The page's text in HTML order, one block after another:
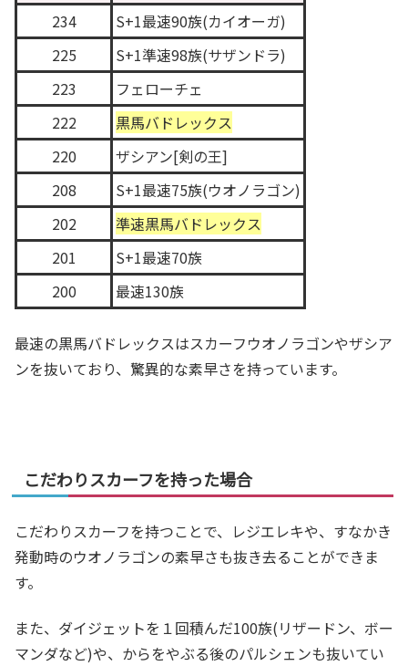
234
S+1最速90族(カイオーガ)
225
S+1準速98族(サザンドラ)
223
フェローチェ
222
黒馬バドレックス
220
ザシアン[剣の王]
208
S+1最速75族(ウオノラゴン)
202
準速黒馬バドレックス
201
S+1最速70族
200
最速130族
最速の黒馬バドレックスはスカーフウオノラゴンやザシア
ンを抜いており、驚異的な素早さを持っています。
こだわりスカーフを持った場合
こだわりスカーフを持つことで、レジエレキや、すなかき
発動時のウオノラゴンの素早さも抜き去ることができま
す。
また、ダイジェットを１回積んだ100族(リザードン、ボー
マンダなど)や、からをやぶる後のパルシェンも抜いてい